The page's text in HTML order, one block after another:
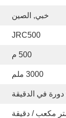
خبي, الصين
JRC500
500 م
3000 ملم